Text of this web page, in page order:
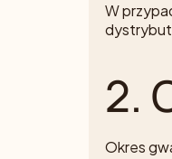
W
2.
Okres